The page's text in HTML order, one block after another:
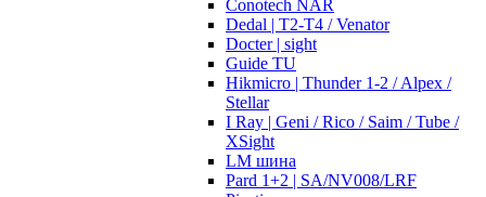
Conotech NAR
Dedal | T2-T4 / Venator
Docter | sight
Guide TU
Hikmicro | Thunder 1-2 / Alpex /
Stellar
I Ray | Geni / Rico / Saim / Tube /
XSight
LM шина
Pard 1+2 | SA/NV008/LRF